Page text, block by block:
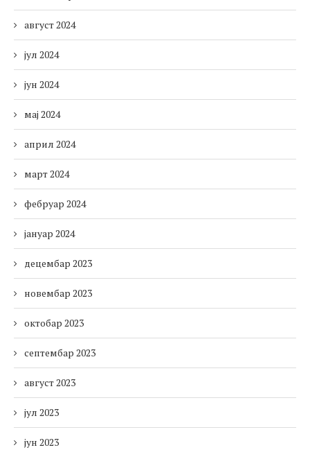
август 2024
јул 2024
јун 2024
мај 2024
април 2024
март 2024
фебруар 2024
јануар 2024
децембар 2023
новембар 2023
октобар 2023
септембар 2023
август 2023
јул 2023
јун 2023